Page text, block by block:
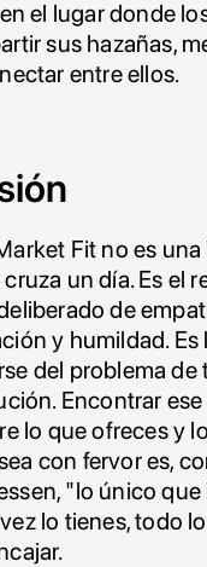
el lugar donde
sus hazañas,
entre ellos.
Fit no es una
un día. Es el
de
y humildad. Es
del problema de
Encontrar
lo que ofreces y
con fervor es,
"lo único
lo tienes, todo